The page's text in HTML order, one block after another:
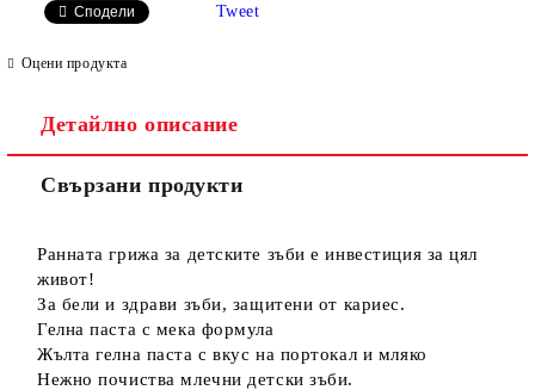
Ние ще се свържем с вас в рамките на работния ден.
Сподели Tweet
Оцени продукта
Детайлно описание
Свързани продукти
Ранната грижа за детските зъби е инвестиция за цял
живот!
За бели и здрави зъби, защитени от кариес.
Гелна паста с мека формула
Жълта гелна паста с вкус на портокал и мляко
Нежно почиства млечни детски зъби.